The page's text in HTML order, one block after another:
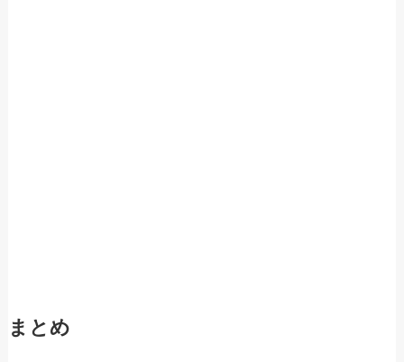
まとめ